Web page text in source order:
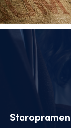
Staropramen